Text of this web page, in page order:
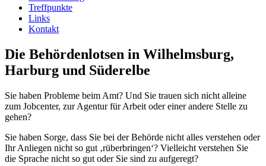
Treffpunkte
Links
Kontakt
Die Behördenlotsen in Wilhelmsburg,
Harburg und Süderelbe
Sie haben Probleme beim Amt? Und Sie trauen sich nicht alleine
zum Jobcenter, zur Agentur für Arbeit oder einer andere Stelle zu
gehen?
Sie haben Sorge, dass Sie bei der Behörde nicht alles verstehen oder
Ihr Anliegen nicht so gut ‚rüberbringen‘? Vielleicht verstehen Sie
die Sprache nicht so gut oder Sie sind zu aufgeregt?